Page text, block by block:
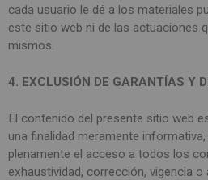
cada usuario le dé a los materiales
este sitio web ni de las actuaciones
mismos.
4. EXCLUSIÓN DE GARANTÍAS Y
El contenido del presente sitio web
una finalidad meramente
plenamente el acceso a todos los
exhaustividad, corrección, vigencia o